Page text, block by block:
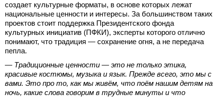
создает культурные форматы, в основе которых лежат
национальные ценности и интересы. За большинством таких
проектов стоит поддержка Президентского фонда
культурных инициатив (ПФКИ), эксперты которого отлично
понимают, что традиция — сохранение огня, а не передача
пепла.
— Традиционные ценности — это не только этика,
красивые костюмы, музыка и язык. Прежде всего, это мы с
вами. Это про то, как мы живём, что поём нашим детям на
ночь, какие слова говорим в трудные минуты и что